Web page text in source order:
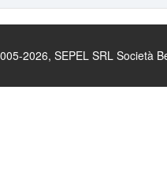
2026, SEPEL SRL Società